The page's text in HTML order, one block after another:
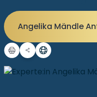
Angelika Mändle